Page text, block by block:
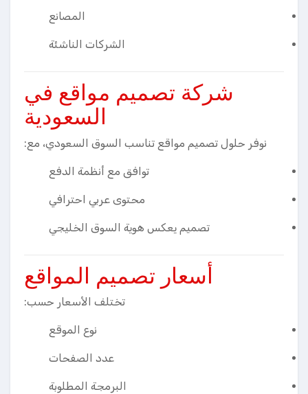
المصانع
الشركات الناشئة
شركة تصميم مواقع في
السعودية
نوفر حلول تصميم مواقع تناسب السوق السعودي، مع:
توافق مع أنظمة الدفع
محتوى عربي احترافي
تصميم يعكس هوية السوق الخليجي
أسعار تصميم المواقع
تختلف الأسعار حسب:
نوع الموقع
عدد الصفحات
البرمجة المطلوبة